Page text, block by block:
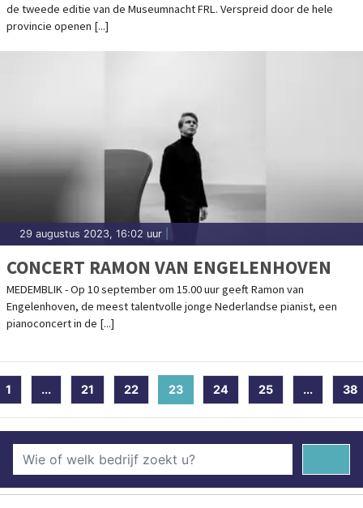
de tweede editie van de Museumnacht FRL. Verspreid door de hele
provincie openen [...]
29 augustus 2023, 16:02 uur
CONCERT RAMON VAN ENGELENHOVEN
MEDEMBLIK - Op 10 september om 15.00 uur geeft Ramon van
Engelenhoven, de meest talentvolle jonge Nederlandse pianist, een
pianoconcert in de [...]
1 ... 21 22 23(current)
24 25 ... 38